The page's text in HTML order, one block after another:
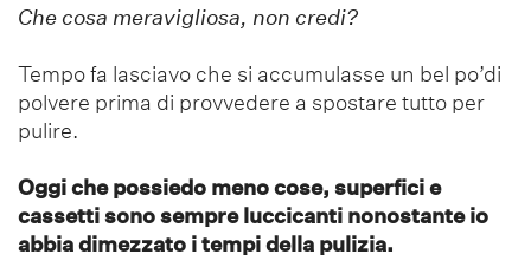
Che cosa meravigliosa, non credi?
Tempo fa lasciavo che si accumulasse un bel po’di
polvere prima di provvedere a spostare tutto per
pulire.
Oggi che possiedo meno cose, superfici e
cassetti sono sempre luccicanti nonostante io
abbia dimezzato i tempi della pulizia.